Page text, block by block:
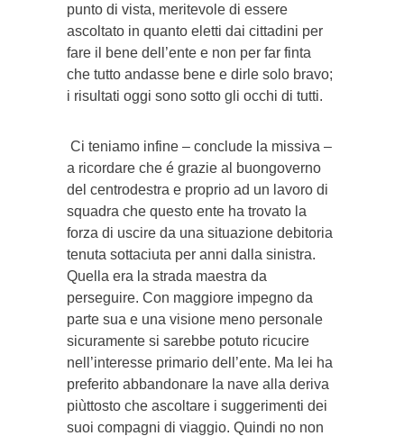
punto di vista, meritevole di essere
ascoltato in quanto eletti dai cittadini per
fare il bene dell’ente e non per far finta
che tutto andasse bene e dirle solo bravo;
i risultati oggi sono sotto gli occhi di tutti.
Ci teniamo infine – conclude la missiva –
a ricordare che é grazie al buongoverno
del centrodestra e proprio ad un lavoro di
squadra che questo ente ha trovato la
forza di uscire da una situazione debitoria
tenuta sottaciuta per anni dalla sinistra.
Quella era la strada maestra da
perseguire. Con maggiore impegno da
parte sua e una visione meno personale
sicuramente si sarebbe potuto ricucire
nell’interesse primario dell’ente. Ma lei ha
preferito abbandonare la nave alla deriva
piùttosto che ascoltare i suggerimenti dei
suoi compagni di viaggio. Quindi no non